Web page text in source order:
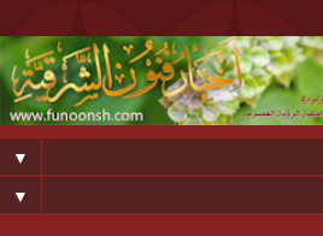
▼
▼